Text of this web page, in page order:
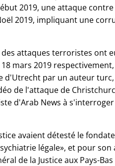
2019, une attaque
2019, impliquant une
des attaques terroristes ont
18 mars 2019
d'Utrecht par un auteur
de l'attaque de
d'Arab News à s'interroger
avaient détesté le
légale , et pour son
de la Justice aux Pays-